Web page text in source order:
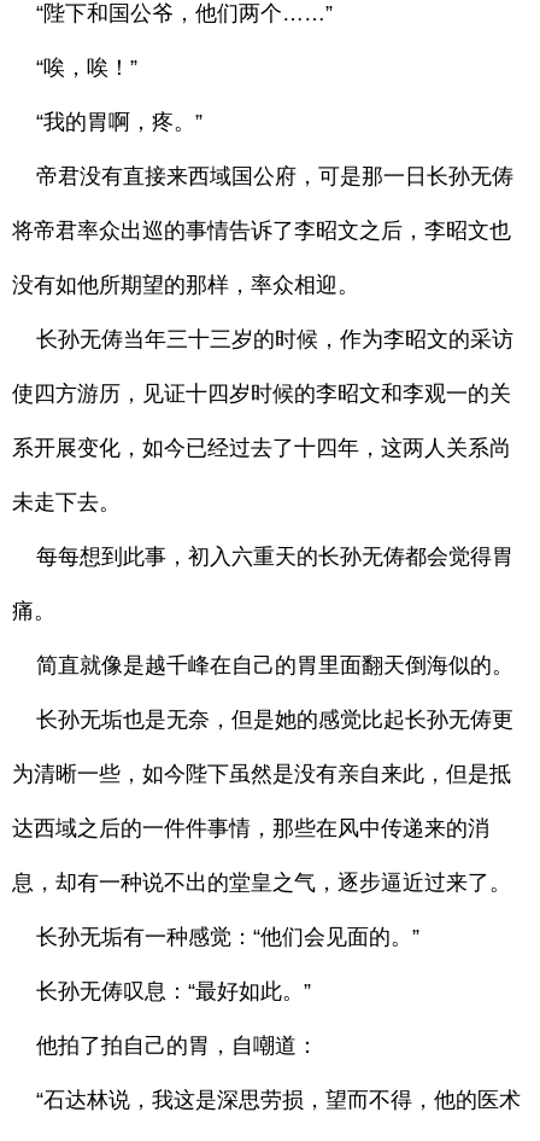
“陛下和国公爷，他们两个……”
“唉，唉！”
“我的胃啊，疼。”
帝君没有直接来西域国公府，可是那一日长孙无俦
将帝君率众出巡的事情告诉了李昭文之后，李昭文也
没有如他所期望的那样，率众相迎。
长孙无俦当年三十三岁的时候，作为李昭文的采访
使四方游历，见证十四岁时候的李昭文和李观一的关
系开展变化，如今已经过去了十四年，这两人关系尚
未走下去。
每每想到此事，初入六重天的长孙无俦都会觉得胃
痛。
简直就像是越千峰在自己的胃里面翻天倒海似的。
长孙无垢也是无奈，但是她的感觉比起长孙无俦更
为清晰一些，如今陛下虽然是没有亲自来此，但是抵
达西域之后的一件件事情，那些在风中传递来的消
息，却有一种说不出的堂皇之气，逐步逼近过来了。
长孙无垢有一种感觉：“他们会见面的。”
长孙无俦叹息：“最好如此。”
他拍了拍自己的胃，自嘲道：
“石达林说，我这是深思劳损，望而不得，他的医术